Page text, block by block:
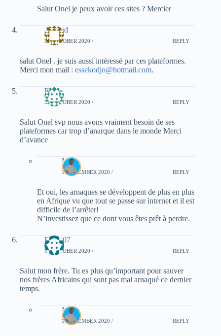
Salut Onel je peux avoir ces sites ? Mercier
Arnaud
30 OCTOBER 2020 / REPLY
salut Onel . je suis aussi intéressé par ces plateformes.
Merci mon mail : essekodjo@hotmail.com.
Ferry
31 OCTOBER 2020 / REPLY
Salut Onel svp nous avons vraiment besoin de ses
plateformes car trop d’anarque dans le monde Merci
d’avance
Mory
1 NOVEMBER 2020 / REPLY
Et oui, les arnaques se développent de plus en plus
en Afrique vu que tout se passe sur internet et il est
difficile de l’arrêter!
N’investissez que ce dont vous êtes prêt à perdre.
Rama07
31 OCTOBER 2020 / REPLY
Salut mon frère. Tu es plus qu’important pour sauver
nos frères Africains qui sont pas mal arnaqué ce dernier
temps.
Mory
1 NOVEMBER 2020 / REPLY